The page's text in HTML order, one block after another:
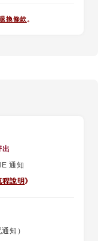
換條款。
出
通知
說明 》
知）